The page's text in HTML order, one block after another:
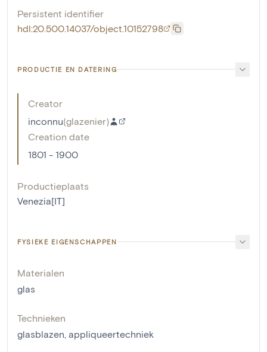
Persistent identifier
hdl:20.500.14037/object.10152798
PRODUCTIE EN DATERING
Creator
inconnu(glazenier)
Creation date
1801 - 1900
Productieplaats
Venezia[IT]
FYSIEKE EIGENSCHAPPEN
Materialen
glas
Technieken
glasblazen appliqueertechniek